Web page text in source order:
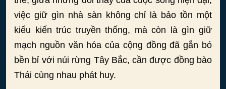
việc giữ gìn nhà sàn không chỉ là bảo tồn một
kiểu kiến trúc truyền thống, mà còn là gìn giữ
mạch nguồn văn hóa của cộng đồng đã gắn bó
bền bỉ với núi rừng Tây Bắc, cần được đồng bào
Thái cùng nhau phát huy.